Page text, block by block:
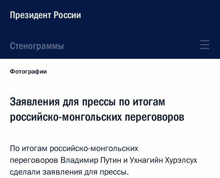
Президент России
Стенограммы
Фотографии
Заявления для прессы по итогам
российско-монгольских переговоров
По итогам российско-монгольских
переговоров Владимир Путин и Ухнагийн Хурэлсух
сделали заявления для прессы.